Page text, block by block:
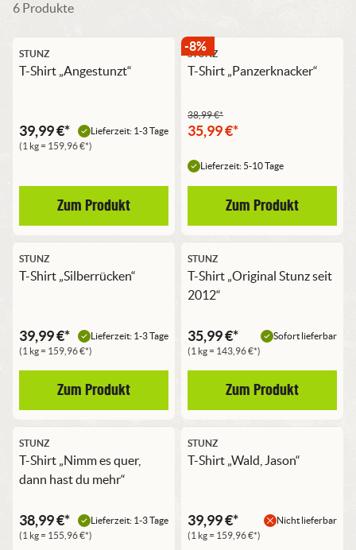
Stunz Style
6 Produkte
STUNZ
T-Shirt „Angestunzt“
39,99€*
(1 kg = 159,96€*)
Lieferzeit: 1-3 Tage
Zum Produkt
-8%
STUNZ
T-Shirt „Panzerknacker“
38,99€*
Ursprünglicher
war:
38,99 €*
35,99€*Aktueller
ist:
35,99 €*.
Lieferzeit: 5-10 Tage
Zum Produkt
STUNZ
T-Shirt „Silberrücken“
39,99€*
(1 kg = 159,96€*)
Lieferzeit: 1-3 Tage
Zum Produkt
STUNZ
T-Shirt „Original Stunz seit
2012“
35,99€*
(1 kg = 143,96€*)
Sofort lieferbar
Zum Produkt
STUNZ
T-Shirt „Nimm es quer,
dann hast du mehr“
38,99€*
(1 kg = 155,96€*)
Lieferzeit: 1-3 Tage
STUNZ
T-Shirt „Wald, Jason“
39,99€*
(1 kg = 159,96€*)
Nicht lieferbar